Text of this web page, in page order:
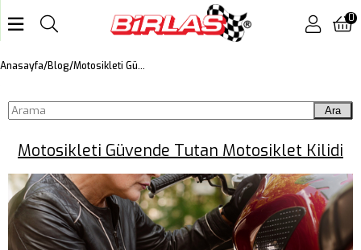
0
Anasayfa Blog Motosikleti Güvende Tutan Motosiklet Kilidi
Ara
Motosikleti Güvende Tutan Motosiklet Kilidi